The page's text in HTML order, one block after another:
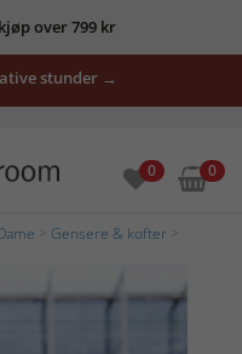
over 799 kr
stunder →
0 0
Gensere & kofter